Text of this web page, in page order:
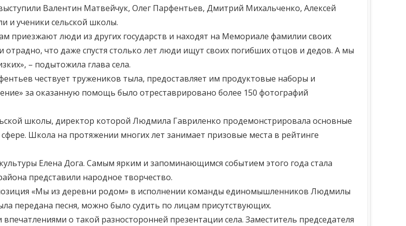
Валентин Матвейчук, Олег Парфентьев, Дмитрий Михальченко, Алексей
и ученики сельской школы.
приезжают люди из других государств и находят на Мемориале фамилии своих
что даже спустя столько лет люди ищут своих погибших отцов и дедов. А мы
– подытожила глава села.
чествует тружеников тыла, предоставляет им продуктовые наборы и
за оказанную помощь было отреставрировано более 150 фотографий
школы, директор которой Людмила Гавриленко продемонстрировала основные
Школа на протяжении многих лет занимает призовые места в рейтинге
Елена Дога. Самым ярким и запоминающимся событием этого года стала
представили народное творчество.
«Мы из деревни родом» в исполнении команды единомышленников Людмилы
передана песня, можно было судить по лицам присутствующих.
о такой разносторонней презентации села. Заместитель председателя